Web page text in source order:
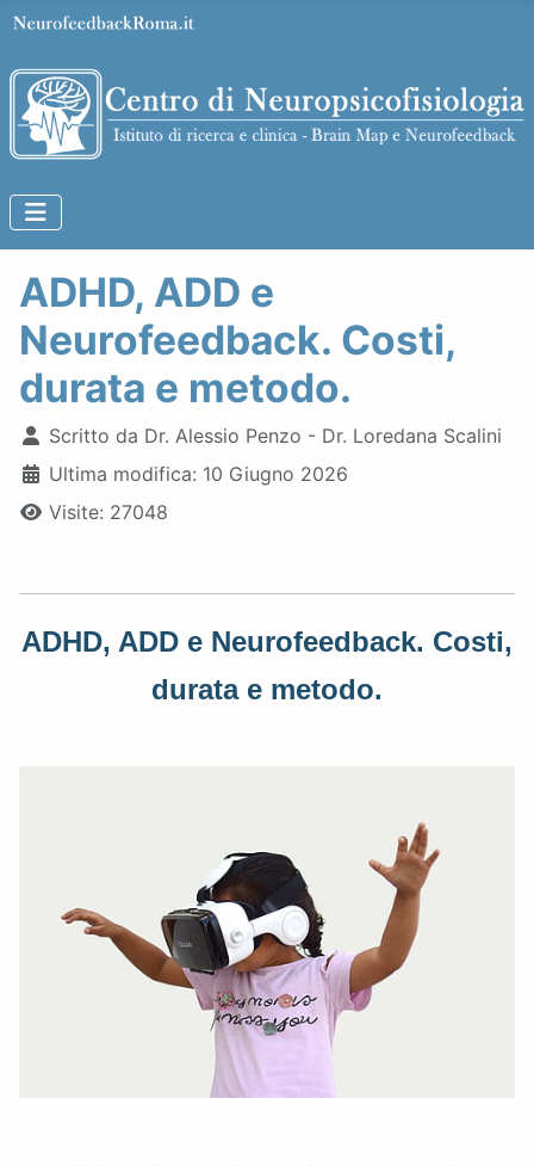
ADHD, ADD e
Neurofeedback. Costi,
durata e metodo.
Dettagli
Scritto da Dr. Alessio Penzo - Dr. Loredana Scalini
Ultima modifica: 10 Giugno 2026
Visite: 27048
ADHD, ADD e Neurofeedback. Costi,
durata e metodo.